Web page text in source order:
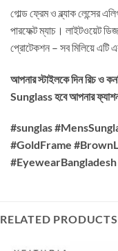
গোল্ড ফ্রেম ও ব্ল্যাক লেন্সের
পারফেক্ট ম্যাচ। লাইটওয়েট
প্রোটেকশন – সব মিলিয়ে এটি
আপনার স্টাইলকে দিন রিচ
Sunglass হবে আপনার ফ্যাশন
#sunglas
#GoldFrame
RELATED PRODUCTS